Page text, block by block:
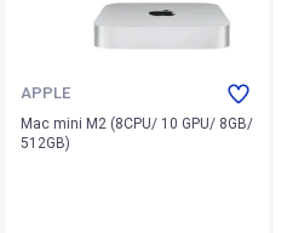
APPLE
Mac mini M2 (8CPU/ 10 GPU/ 8GB/
512GB)